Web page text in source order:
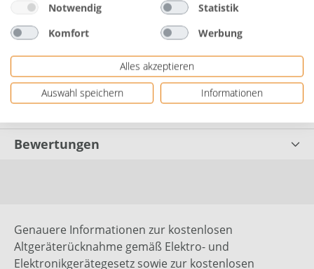
Maße: 30 x 40 cm
Inhalt: 1 Stück
Herstellerinformationen: Globus Fachmärkte GmbH
& Co. KG | Zechenstraße 8 | 66333 Völklingen,
Deutschland | Website: www.globus-baumarkt.de
Bewertungen
Genauere Informationen zur kostenlosen
Altgeräterücknahme gemäß Elektro- und
Elektronikgerätegesetz sowie zur kostenlosen
Notwendig
Statistik
Komfort
Werbung
Alles akzeptieren
Auswahl speichern
Informationen